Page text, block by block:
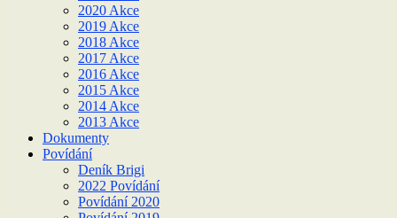
2020 Akce
2019 Akce
2018 Akce
2017 Akce
2016 Akce
2015 Akce
2014 Akce
2013 Akce
Dokumenty
Povídání
Deník Brigi
2022 Povídání
Povídání 2020